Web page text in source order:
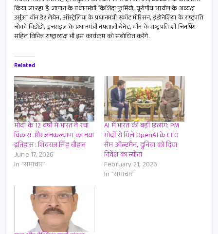
किया जा रहा है. जापान के प्रधानमंत्री किशिदा फुमियो, यूरोपीय आयोग के अध्यक्ष
उर्सुआ वॉन डेर लेयेन, ऑस्ट्रेलिया के प्रधानमंत्री स्कॉट मॉरिसन, इंडोनेशिया के राष्ट्रपति
जोको विडोडो, इज़राइल के प्रधानमंत्री नफ्ताली बेनेट, चीन के राष्ट्रपति शी जिनपिंग
सहित विभिन्न राष्ट्राध्यक्ष भी इस कार्यक्रम को संबोधित करेंगे.
Related
मोदी के 12 वर्षों में भारत ने रचा
विकास और जनकल्याण का नया
इतिहास : शिवराज सिंह चौहान
June 17, 2026
In "समाचार"
AI में भारत की बड़ी छलांग: PM
मोदी से मिले OpenAI के CEO
सैम ऑल्टमैन, दुनिया को दिया
निवेश का न्योता
February 21, 2026
In "समाचार"